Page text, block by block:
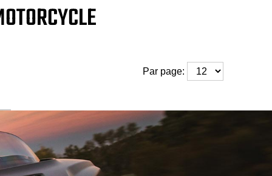
Par page: